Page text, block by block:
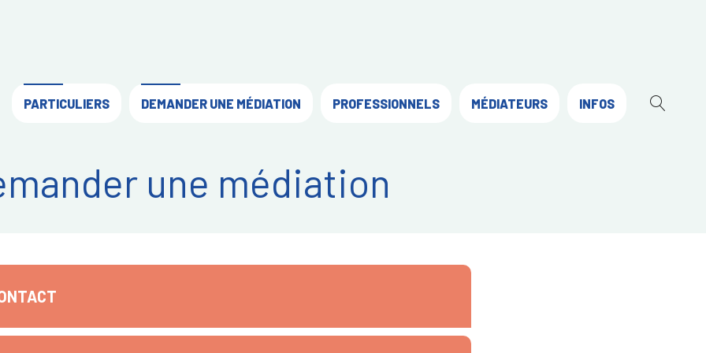
PARTICULIERS DEMANDER UNE MÉDIATION PROFESSIONNELS MÉDIATEURS INFOS
une médiation